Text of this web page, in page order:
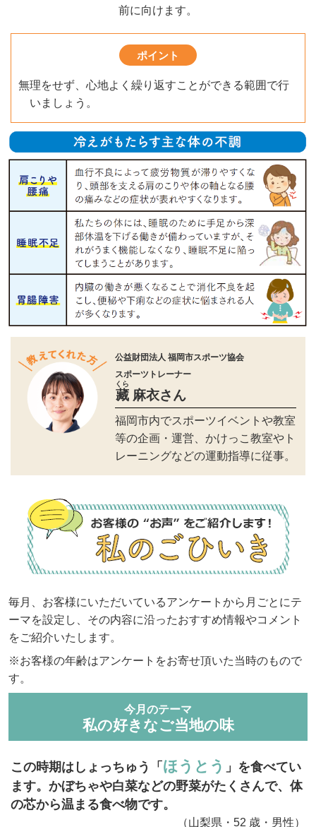
前に向けます。
ポイント
無理をせず、心地よく繰り返すことができる範囲で行
いましょう。
公益財団法人 福岡市スポーツ協会
スポーツトレーナー
藏
くら
麻衣さん
福岡市内でスポーツイベントや教室
等の企画・運営、かけっこ教室やト
レーニングなどの運動指導に従事。
毎月、お客様にいただいているアンケートから月ごとにテ
ーマを設定し、その内容に沿ったおすすめ情報やコメント
をご紹介いたします。
※お客様の年齢はアンケートをお寄せ頂いた当時のもので
す。
今月のテーマ
私の好きなご当地の味
この時期はしょっちゅう「 ほうとう 」を食べてい
ます。かぼちゃや白菜などの野菜がたくさんで、体
の芯から温まる食べ物です。
（山梨県・52 歳・男性）